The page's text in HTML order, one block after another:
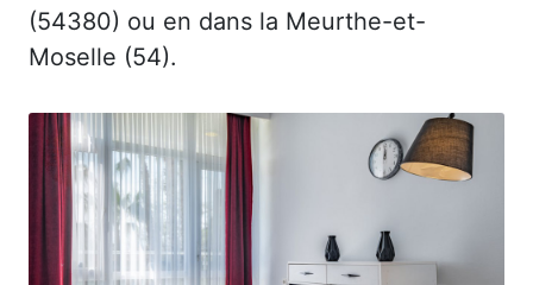
(54380) ou en dans la Meurthe-et-
Moselle (54).